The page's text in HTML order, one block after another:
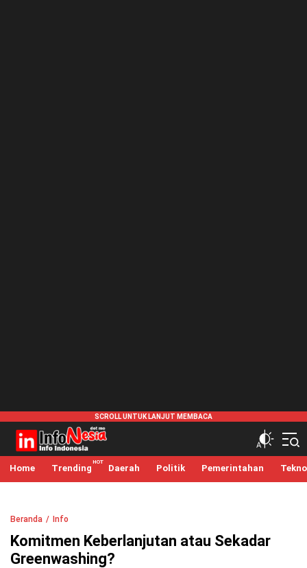
infonesia.me
Info Indonesia
Home Trending Daerah Politik Pemerintahan Tekno
Beranda Info
Komitmen Keberlanjutan atau Sekadar
Greenwashing?